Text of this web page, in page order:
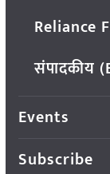
Reliance
संपादकीय
Events
Subscribe